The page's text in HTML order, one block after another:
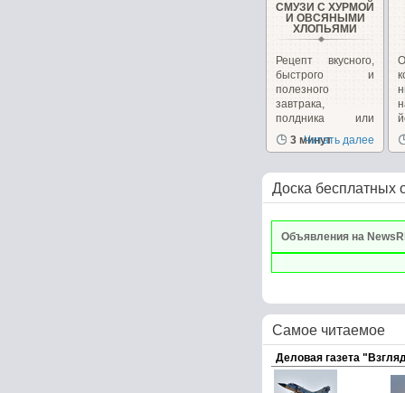
СМУЗИ С ХУРМОЙ
И ОВСЯНЫМИ
ХЛОПЬЯМИ
Рецепт вкусного,
быстрого и
полезного
завтрака,
полдника или
перекуса от
Юлии...
3 минут
Читать далее
Доска бесплатных
Объявления на
Самое читаемое